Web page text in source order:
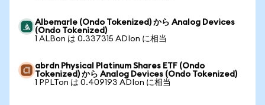
Albemarle (Ondo Tokenized) から Analog Devices
(Ondo Tokenized)
1 ALBon は 0.337315 ADIon に相当
abrdn Physical Platinum Shares ETF (Ondo
Tokenized) から Analog Devices (Ondo Tokenized)
1 PPLTon は 0.409193 ADIon に相当